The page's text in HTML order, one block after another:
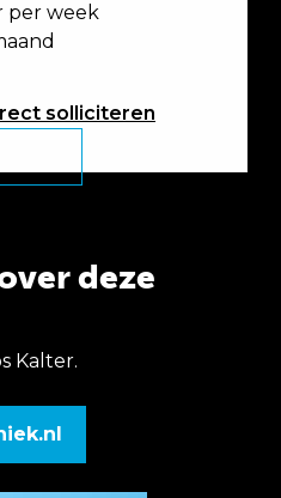
per week
solliciteren
deze
Kalter.